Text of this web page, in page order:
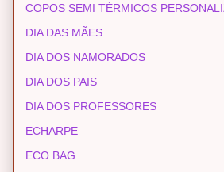
COPOS SEMI TÉRMICOS
DIA DAS MÃES
DIA DOS NAMORADOS
DIA DOS PAIS
DIA DOS PROFESSORES
ECHARPE
ECO BAG